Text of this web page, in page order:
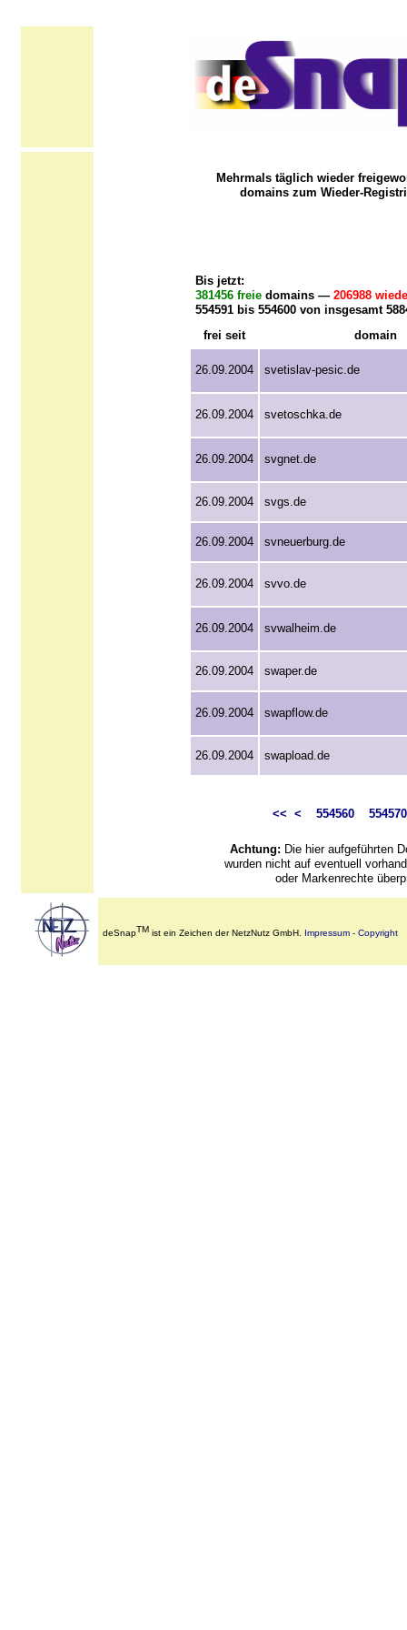
Mehrmals täglich wieder
domains zum Wieder-
Bis jetzt:
381456 freiedomains — 206988
554591 bis 554600 von insgesamt
frei seit
domain
26.09.2004 svetislav-pesic.de
26.09.2004 svetoschka.de
26.09.2004 svgnet.de
26.09.2004 svgs.de
26.09.2004 svneuerburg.de
26.09.2004 svvo.de
26.09.2004 svwalheim.de
26.09.2004 swaper.de
26.09.2004 swapflow.de
26.09.2004 swapload.de
<< < 554560 554570
Achtung: Die hier aufgeführten
wurden nicht auf eventuell
oder Markenrechte
deSnapTM ist ein Zeichen der NetzNutz GmbH. Impressum - Copyright